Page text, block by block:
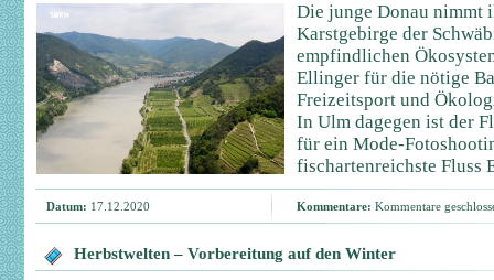
Die junge Donau nimmt
Karstgebirge der
empfindlichen
Ellinger für die nötige
Freizeitsport und
In Ulm dagegen ist der
für ein Mode-
fischartenreichste Fluss
Datum: 17.12.2020 Kommentare: Kommentare
Herbstwelten – Vorbereitung auf den Winter